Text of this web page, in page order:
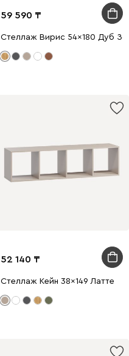
59 590
Стеллаж Вирис 54x180 Дуб
52 140
Стеллаж Кейн 38x149 Латте